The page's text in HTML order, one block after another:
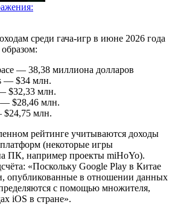
среди гача-игр в июне 2026 года
— 38,38 миллиона долларов
— $34 млн.
$32,33 млн.
$28,46 млн.
млн.
рейтинге учитываются доходы
(некоторые игры
ПК, например проекты miHoYo).
«Поскольку Google Play в Китае
опубликованные в отношении данных
с помощью множителя,
iOS в стране».